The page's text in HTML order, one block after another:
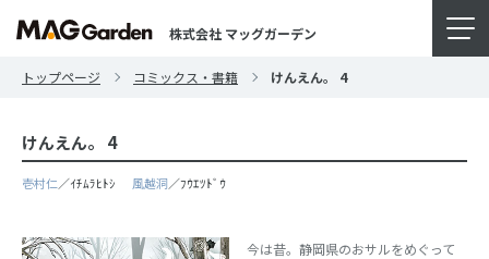
株式会社 マッグガーデン
トップページ コミックス・書籍 けんえん。 4
けんえん。 4
壱村仁／ｲﾁﾑﾗﾋﾄｼ 風越洞／ﾌｳｴﾂﾄﾞｳ
今は昔。静岡県のおサルをめぐって